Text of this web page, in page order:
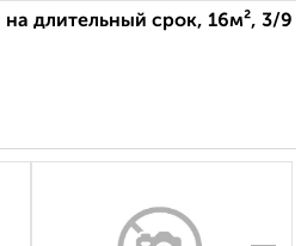
длительный срок, 16м², 3/9